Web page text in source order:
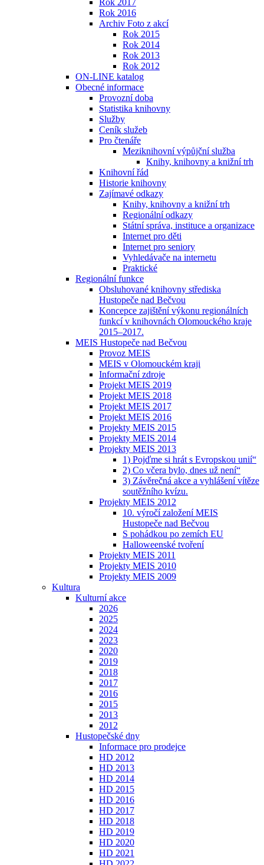
Rok 2017
Rok 2016
Archiv Foto z akcí
Rok 2015
Rok 2014
Rok 2013
Rok 2012
ON-LINE katalog
Obecné informace
Provozní doba
Statistika knihovny
Služby
Ceník služeb
Pro čtenáře
Meziknihovní výpůjční služba
Knihy, knihovny a knižní trh
Knihovní řád
Historie knihovny
Zajímavé odkazy
Knihy, knihovny a knižní trh
Regionální odkazy
Státní správa, instituce a organizace
Internet pro děti
Internet pro seniory
Vyhledávače na internetu
Praktické
Regionální funkce
Obsluhované knihovny střediska
Hustopeče nad Bečvou
Koncepce zajištění výkonu regionálních
funkcí v knihovnách Olomouckého kraje
2015–2017.
MEIS Hustopeče nad Bečvou
Provoz MEIS
MEIS v Olomouckém kraji
Informační zdroje
Projekt MEIS 2019
Projekt MEIS 2018
Projekt MEIS 2017
Projekt MEIS 2016
Projekty MEIS 2015
Projekty MEIS 2014
Projekty MEIS 2013
1) Pojďme si hrát s Evropskou unií“
2) Co včera bylo, dnes už není“
3) Závěrečná akce a vyhlášení vítěze
soutěžního kvízu.
Projekty MEIS 2012
10. výročí založení MEIS
Hustopeče nad Bečvou
S pohádkou po zemích EU
Halloweenské tvoření
Projekty MEIS 2011
Projekty MEIS 2010
Projekty MEIS 2009
Kultura
Kulturní akce
2026
2025
2024
2023
2020
2019
2018
2017
2016
2015
2013
2012
Hustopečské dny
Informace pro prodejce
HD 2012
HD 2013
HD 2014
HD 2015
HD 2016
HD 2017
HD 2018
HD 2019
HD 2020
HD 2021